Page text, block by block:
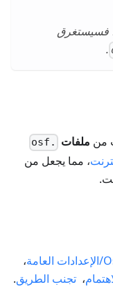
فسيستغرق
.
من ملفات .osf
، مما يجعل من
،
، تجنب الطريق.